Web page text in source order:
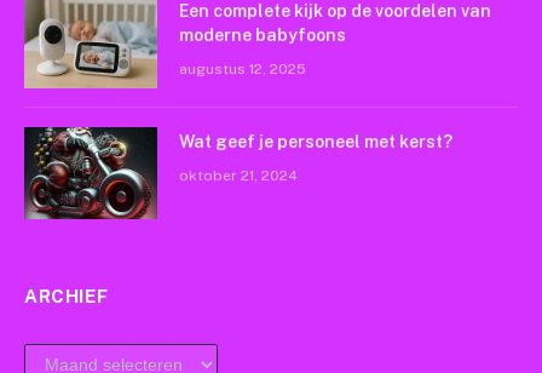
Een complete kijk op de voordelen van
moderne babyfoons
augustus 12, 2025
Wat geef je personeel met kerst?
oktober 21, 2024
ARCHIEF
archief